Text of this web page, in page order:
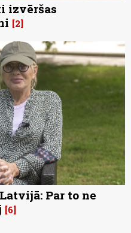
izvēršas
2
Par to ne
6